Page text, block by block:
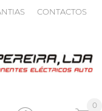
CONTACTOS
0